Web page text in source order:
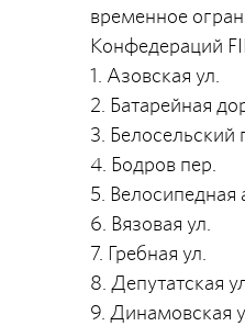
временное
Конфедераций
1. Азовская ул.
2. Батарейная
3. Белосельский
4. Бодров пер.
5. Велосипедная
6. Вязовая ул.
7. Гребная ул.
8. Депутатская
9. Динамовская